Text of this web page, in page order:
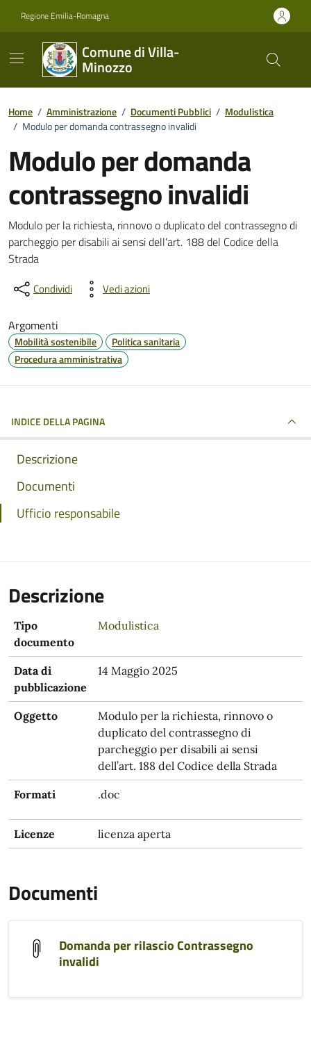
Regione Emilia-Romagna
Comune di Villa-
Minozzo
Home / Amministrazione / Documenti Pubblici / Modulistica
/ Modulo per domanda contrassegno invalidi
Modulo per domanda
contrassegno invalidi
Dettagli del documento
Modulo per la richiesta, rinnovo o duplicato del contrassegno di
parcheggio per disabili ai sensi dell’art. 188 del Codice della
Strada
Condividi Vedi azioni
Argomenti
Mobilità sostenibile
Politica sanitaria
Procedura amministrativa
INDICE DELLA PAGINA
Descrizione
Documenti
Ufficio responsabile
Descrizione
Tipo
documento
Modulistica
Data di
pubblicazione
14 Maggio 2025
Oggetto
Modulo per la richiesta, rinnovo o
duplicato del contrassegno di
parcheggio per disabili ai sensi
dell’art. 188 del Codice della Strada
Formati .doc
Licenze licenza aperta
Documenti
Domanda per rilascio Contrassegno
invalidi